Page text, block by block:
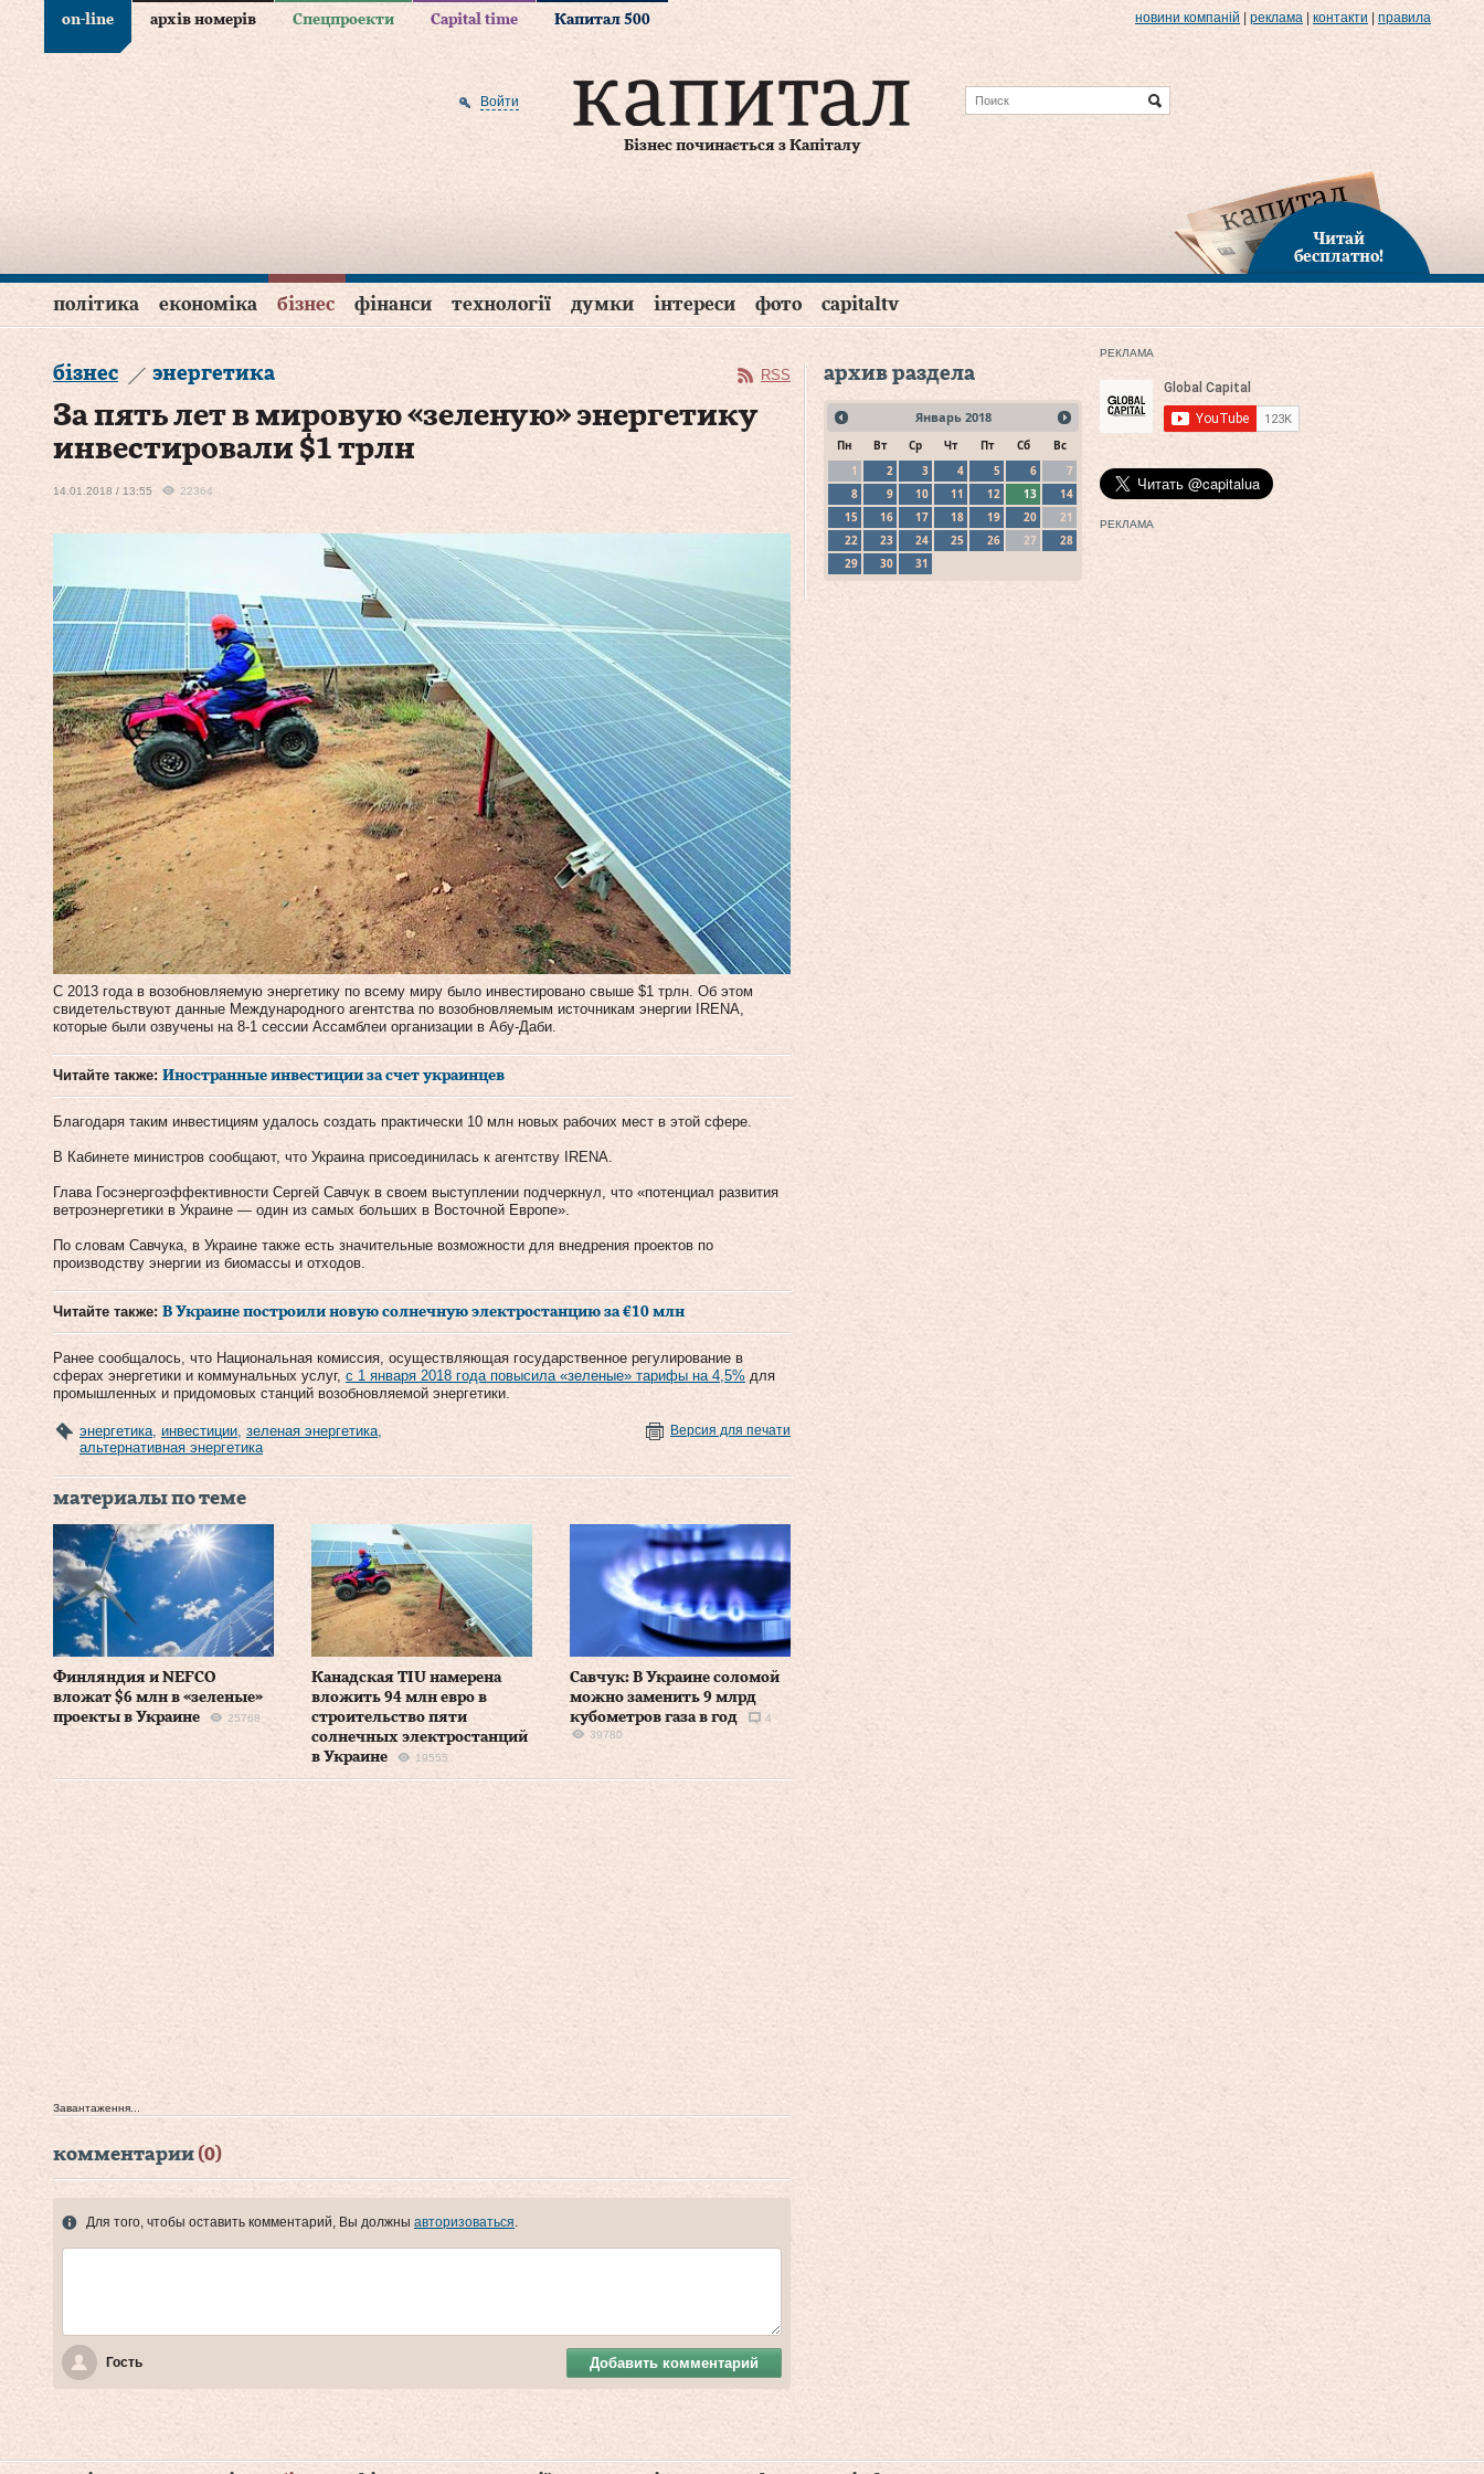
on-line архів номерів Спецпроекти Capital time Капитал 500 новини компаній реклама контакти правила
Бізнес починається з Капіталу
Войти
Читай
бесплатно!
політика економіка бізнес фінанси технології думки інтереси фото capitaltv
бізнес энергетика RSS
За пять лет в мировую «зеленую» энергетику
инвестировали $1 трлн
14.01.2018 / 13:55 22364
С 2013 года в возобновляемую энергетику по всему миру было инвестировано свыше $1 трлн. Об этом
свидетельствуют данные Международного агентства по возобновляемым источникам энергии IRENA,
которые были озвучены на 8-1 сессии Ассамблеи организации в Абу-Даби.
Читайте также: Иностранные инвестиции за счет украинцев
Благодаря таким инвестициям удалось создать практически 10 млн новых рабочих мест в этой сфере.
В Кабинете министров сообщают, что Украина присоединилась к агентству IRENA.
Глава Госэнергоэффективности Сергей Савчук в своем выступлении подчеркнул, что «потенциал развития
ветроэнергетики в Украине — один из самых больших в Восточной Европе».
По словам Савчука, в Украине также есть значительные возможности для внедрения проектов по
производству энергии из биомассы и отходов.
Читайте также: В Украине построили новую солнечную электростанцию за €10 млн
Ранее сообщалось, что Национальная комиссия, осуществляющая государственное регулирование в
сферах энергетики и коммунальных услуг, с 1 января 2018 года повысила «зеленые» тарифы на 4,5% для
промышленных и придомовых станций возобновляемой энергетики.
энергетика инвестиции зеленая энергетика
альтернативная энергетика
Версия для печати
материалы по теме
Финляндия и NEFCO
вложат $6 млн в «зеленые»
проекты в Украине
25768
Канадская TIU намерена
вложить 94 млн евро в
строительство пяти
солнечных электростанций
в Украине
19555
Савчук: В Украине соломой
можно заменить 9 млрд
кубометров газа в год
4
39780
Завантаження...
комментарии (0)
Для того, чтобы оставить комментарий, Вы должны авторизоваться
Гость Добавить комментарий
архив раздела
Январь 2018
Пн Вт Ср Чт Пт Сб
Вс
1
2 3 4 5 6
7
8
9 10 11 12 13
14
15
16 17 18 19 20
21
22
23 24 25 26 27
28
29
30 31
РЕКЛАМА
РЕКЛАМА